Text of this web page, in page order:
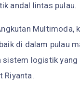
andal lintas pulau.
di dalam pulau
sistem logistik
Riyanta.